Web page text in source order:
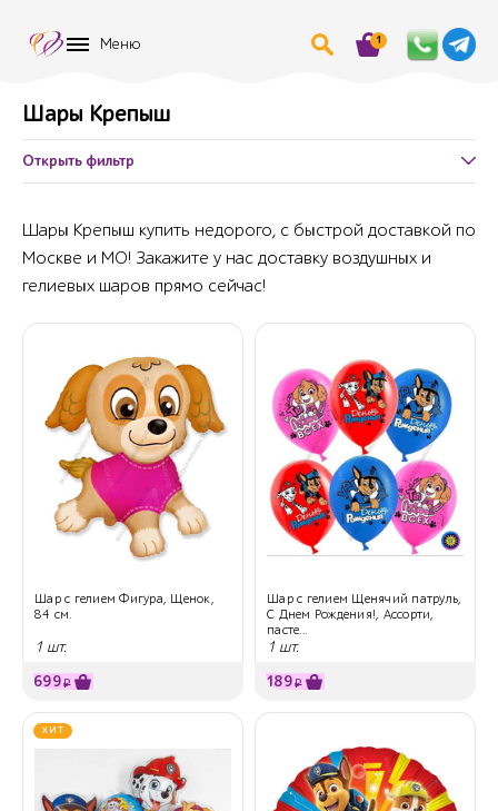
Меню 1
Шары Крепыш
Открыть фильтр
Шары Крепыш купить недорого, с быстрой доставкой по
Москве и МО! Закажите у нас доставку воздушных и
гелиевых шаров прямо сейчас!
Шар с гелием Фигура, Щенок,
84 см.
1 шт.
699₽
Шар с гелием Щенячий патруль,
С Днем Рождения!, Ассорти,
пасте...
1 шт.
189₽
ХИТ